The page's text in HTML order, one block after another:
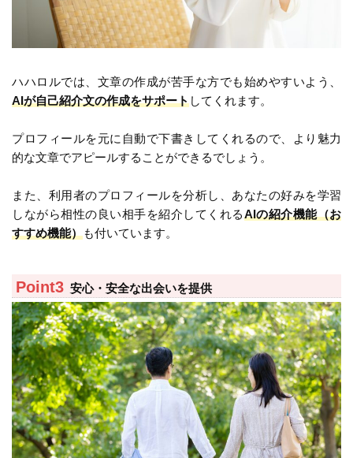
ハハロルでは、文章の作成が苦手な方でも始めやすいよう、
AIが自己紹介文の作成をサポートしてくれます。
プロフィールを元に自動で下書きしてくれるので、より魅力
的な文章でアピールすることができるでしょう。
また、利用者のプロフィールを分析し、あなたの好みを学習
しながら相性の良い相手を紹介してくれるAIの紹介機能（お
すすめ機能）も付いています。
安心・安全な出会いを提供